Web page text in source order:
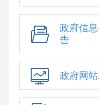
政府信
告
政府网